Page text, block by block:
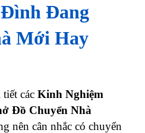
Đang
Mới Hay
các Kinh Nghiệm
Đồ Chuyển Nhà
nên cân nhắc có chuyển